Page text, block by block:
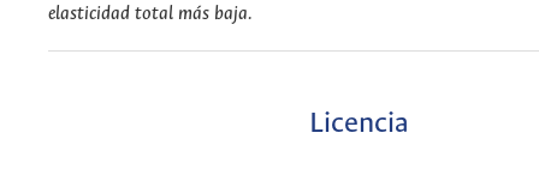
elasticidad total más baja.
Licencia